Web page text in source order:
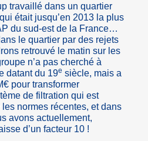
travaillé dans un quartier
était jusqu’en 2013 la plus
du sud-est de la France…
le quartier par des rejets
retrouvé le matin sur les
n’a pas cherché à
datant du 19e siècle, mais a
pour transformer
de filtration qui est
normes récentes, et dans
avons actuellement,
d’un facteur 10 !